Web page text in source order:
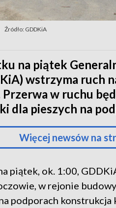
Źródło: GDDKiA
na piątek
wstrzyma ruch
Przerwa w ruchu
dla pieszych na
Więcej newsów na
piątek, ok. 1:00,
w rejonie
podporach konstrukcja